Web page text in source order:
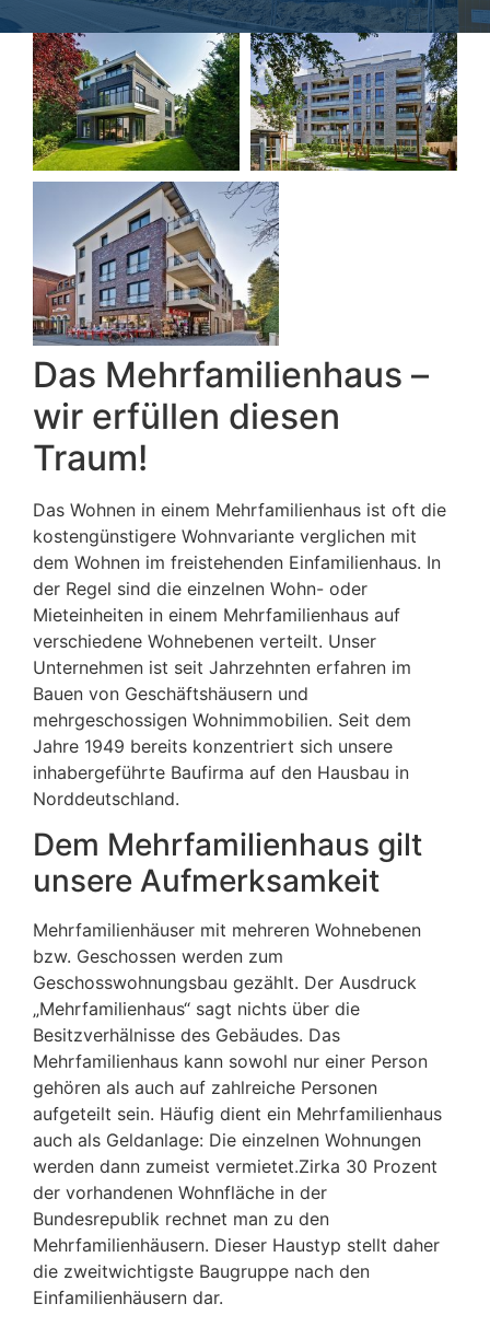
Das Mehrfamilienhaus –
wir erfüllen diesen
Traum!
Das Wohnen in einem Mehrfamilienhaus ist oft die
kostengünstigere Wohnvariante verglichen mit
dem Wohnen im freistehenden Einfamilienhaus. In
der Regel sind die einzelnen Wohn- oder
Mieteinheiten in einem Mehrfamilienhaus auf
verschiedene Wohnebenen verteilt. Unser
Unternehmen ist seit Jahrzehnten erfahren im
Bauen von Geschäftshäusern und
mehrgeschossigen Wohnimmobilien. Seit dem
Jahre 1949 bereits konzentriert sich unsere
inhabergeführte Baufirma auf den Hausbau in
Norddeutschland.
Dem Mehrfamilienhaus gilt
unsere Aufmerksamkeit
Mehrfamilienhäuser mit mehreren Wohnebenen
bzw. Geschossen werden zum
Geschosswohnungsbau gezählt. Der Ausdruck
„Mehrfamilienhaus“ sagt nichts über die
Besitzverhälnisse des Gebäudes. Das
Mehrfamilienhaus kann sowohl nur einer Person
gehören als auch auf zahlreiche Personen
aufgeteilt sein. Häufig dient ein Mehrfamilienhaus
auch als Geldanlage: Die einzelnen Wohnungen
werden dann zumeist vermietet.Zirka 30 Prozent
der vorhandenen Wohnfläche in der
Bundesrepublik rechnet man zu den
Mehrfamilienhäusern. Dieser Haustyp stellt daher
die zweitwichtigste Baugruppe nach den
Einfamilienhäusern dar.